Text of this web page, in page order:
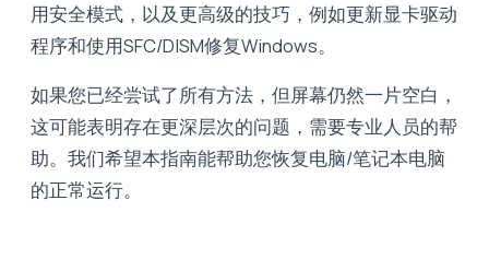
用安全模式，以及更高级的技巧，例如更新显卡驱动
程序和使用SFC/DISM修复Windows。
如果您已经尝试了所有方法，但屏幕仍然一片空白，
这可能表明存在更深层次的问题，需要专业人员的帮
助。我们希望本指南能帮助您恢复电脑/笔记本电脑
的正常运行。